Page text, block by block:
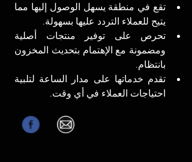
يتيح للعملاء التردد عليها بسهولة.
بانتظام.
احتياجات العملاء في أي وقت.